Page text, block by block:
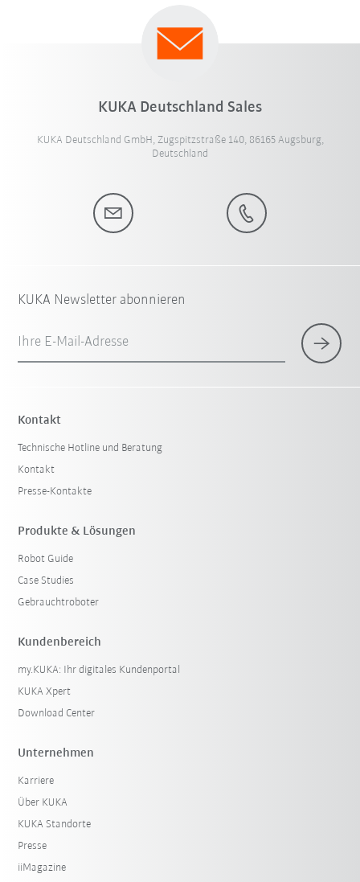
KUKA Deutschland Sales
KUKA Deutschland GmbH, Zugspitzstraße 140, 86165 Augsburg,
Deutschland
KUKA Newsletter abonnieren
Ihre E-Mail-Adresse
Kontakt
Technische Hotline und Beratung
Kontakt
Presse-Kontakte
Produkte & Lösungen
Robot Guide
Case Studies
Gebrauchtroboter
Kundenbereich
my.KUKA: Ihr digitales Kundenportal
KUKA Xpert
Download Center
Unternehmen
Karriere
Über KUKA
KUKA Standorte
Presse
iiMagazine